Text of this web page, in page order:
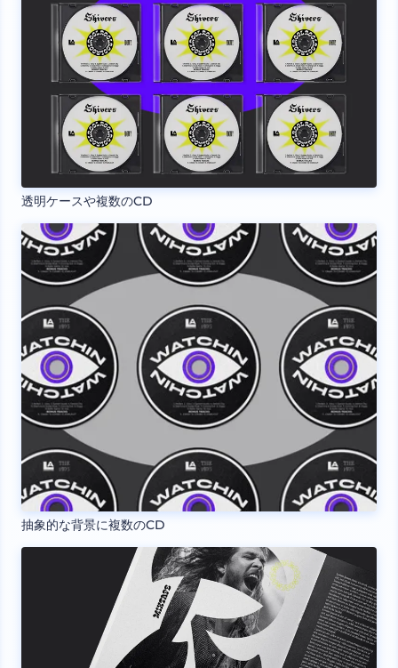
透明ケースや複数のCD
抽象的な背景に複数のCD